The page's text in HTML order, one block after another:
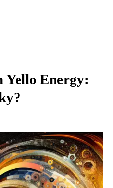
Yello Energy: